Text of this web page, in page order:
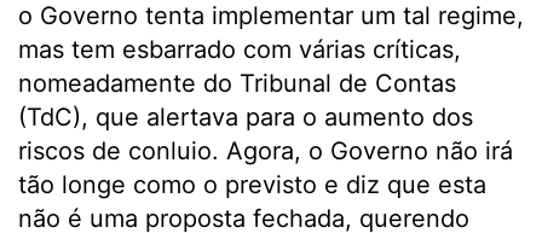
o Governo tenta implementar um tal regime,
mas tem esbarrado com várias críticas,
nomeadamente do Tribunal de Contas
(TdC), que alertava para o aumento dos
riscos de conluio. Agora, o Governo não irá
tão longe como o previsto e diz que esta
não é uma proposta fechada, querendo